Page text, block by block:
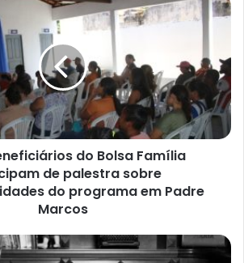
do Bolsa Família
de palestra sobre
do programa em Padre
Marcos